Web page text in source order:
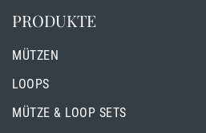
PRODUKTE
MÜTZEN
LOOPS
MÜTZE & LOOP SETS